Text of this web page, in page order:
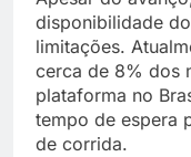
disponibilidade
limitações.
cerca de 8% dos
plataforma no
tempo de espera
de corrida.